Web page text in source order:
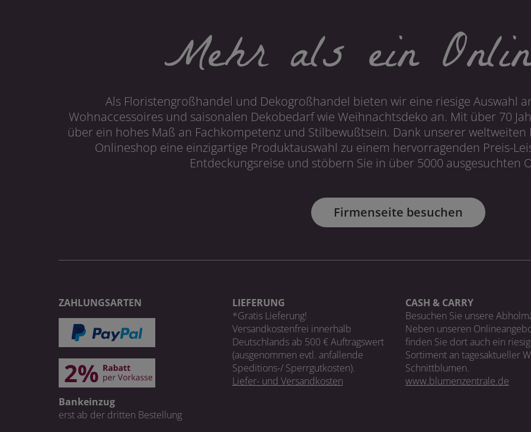
Mehr als ein
Als Floristengroßhandel und Dekogroßhandel bieten wir eine riesige Auswahl
Wohnaccessoires und saisonalen Dekobedarf wie Weihnachtsdeko an. Mit über 70
über ein hohes Maß an Fachkompetenz und Stilbewußtsein. Dank unserer
Onlineshop eine einzigartige Produktauswahl zu einem hervorragenden Preis-
Entdeckungsreise und stöbern Sie in über 5000 ausgesuchten
Firmenseite besuchen
ZAHLUNGSARTEN
Bankeinzug
erst ab der dritten Bestellung
LIEFERUNG
*Gratis Lieferung!
Versandkostenfrei innerhalb
Deutschlands ab 500 € Auftragswert
(ausgenommen evtl. anfallende
Speditions-/ Sperrgutkosten).
Liefer- und Versandkosten
CASH & CARRY
Besuchen Sie unsere
Neben unseren
finden Sie dort auch ein
Sortiment an tagesaktueller
Schnittblumen.
www.blumenzentrale.de